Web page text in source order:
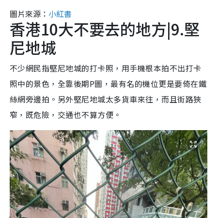
圖片來源： 小紅書
香港10大不要去的地方|9.堅
尼地城
不少網民指堅尼地城的打卡照，用手機根本拍不出打卡
照中的景色，全靠後期P圖，最有名的機位更是要倚在鐵
絲網旁邊拍。另外堅尼地城太多貨車來往，而且街路狹
窄，既危險，交通也不算方便。